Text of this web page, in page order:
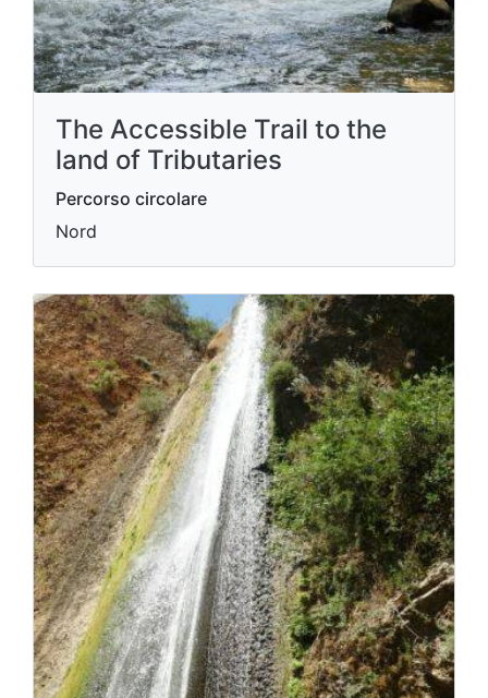
The Accessible Trail to the
land of Tributaries
Percorso circolare
Nord